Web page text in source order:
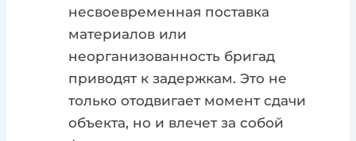
несвоевременная поставка
материалов или
неорганизованность бригад
приводят к задержкам. Это не
только отодвигает момент сдачи
объекта, но и влечет за собой